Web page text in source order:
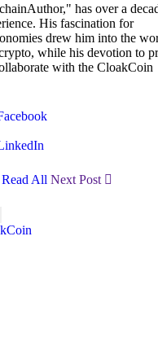
has over a
His fascination for
drew him into the
while his devotion to
with the CloakCoin
Read All Next Post